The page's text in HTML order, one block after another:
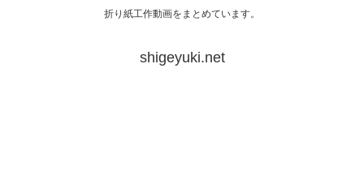
折り紙工作動画をまとめています。
shigeyuki.net